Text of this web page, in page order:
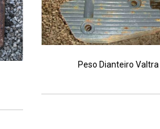
Peso Dianteiro Valtra